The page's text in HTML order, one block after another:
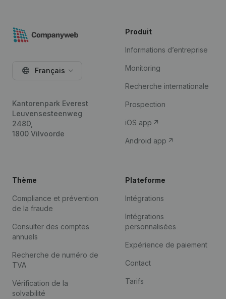
Français
Kantorenpark Everest
Leuvensesteenweg
248D,
1800 Vilvoorde
Produit
Informations d’entreprise
Monitoring
Recherche internationale
Prospection
iOS app
Android app
Thème
Compliance et prévention
de la fraude
Consulter des comptes
annuels
Recherche de numéro de
TVA
Vérification de la
solvabilité
Plateforme
Intégrations
Intégrations
personnalisées
Expérience de paiement
Contact
Tarifs